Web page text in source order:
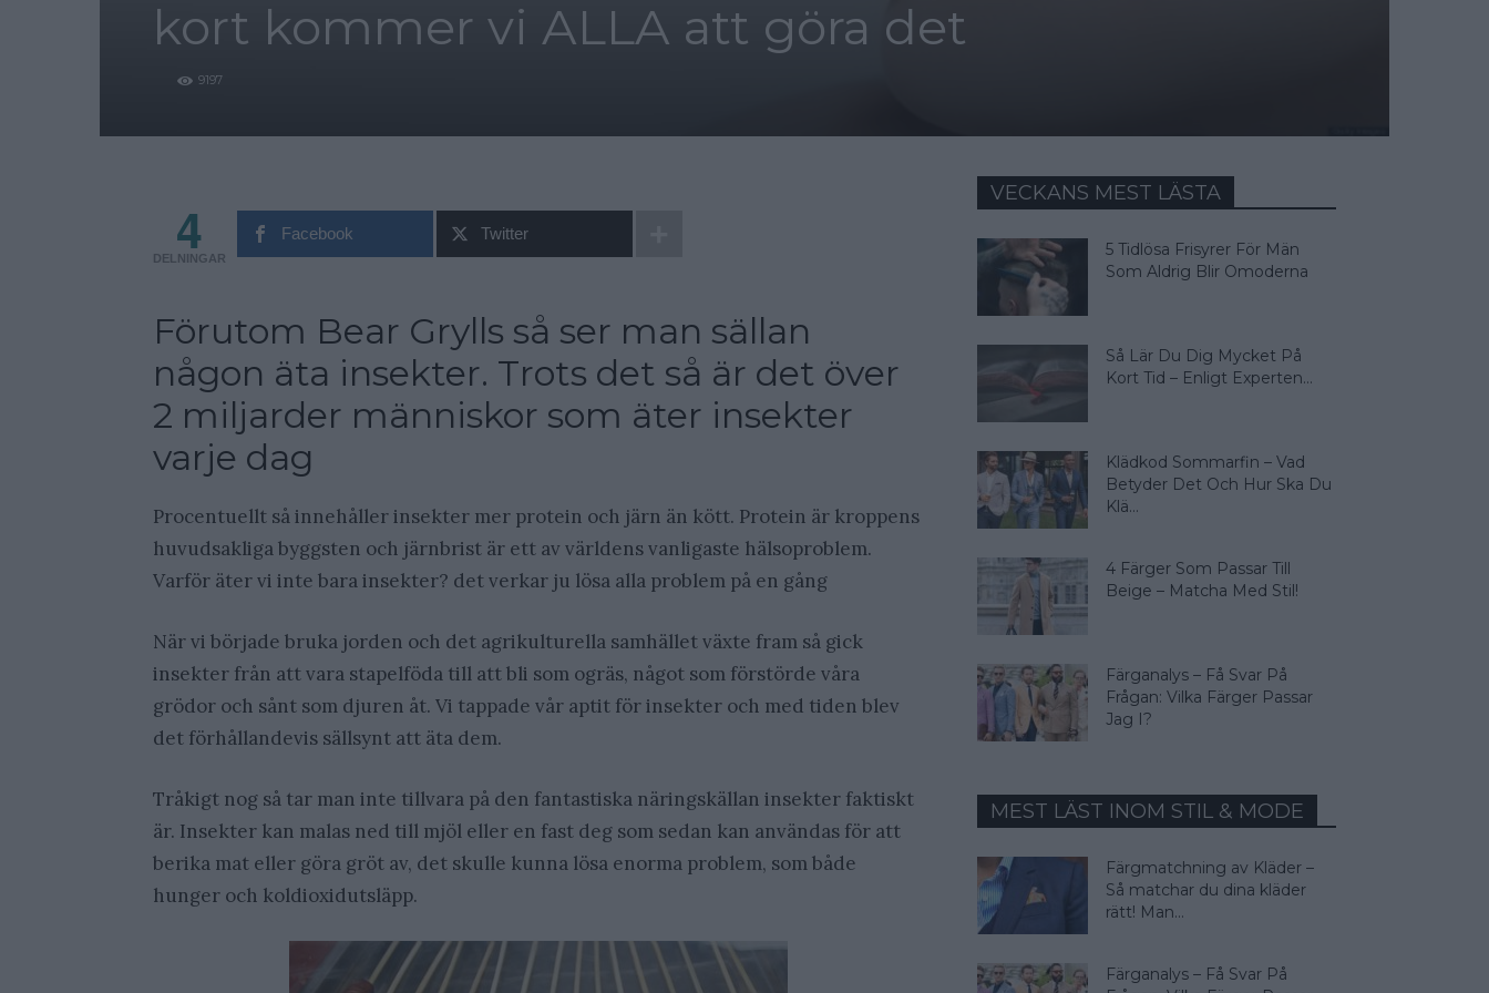
kort kommer vi ALLA att göra det
9197
4
DELNINGAR
Facebook Twitter
Förutom Bear Grylls så ser man sällan
någon äta insekter. Trots det så är det över
2 miljarder människor som äter insekter
varje dag
Procentuellt så innehåller insekter mer protein och järn än kött. Protein är kroppens
huvudsakliga byggsten och järnbrist är ett av världens vanligaste hälsoproblem.
Varför äter vi inte bara insekter? det verkar ju lösa alla problem på en gång
När vi började bruka jorden och det agrikulturella samhället växte fram så gick
insekter från att vara stapelföda till att bli som ogräs, något som förstörde våra
grödor och sånt som djuren åt. Vi tappade vår aptit för insekter och med tiden blev
det förhållandevis sällsynt att äta dem.
Tråkigt nog så tar man inte tillvara på den fantastiska näringskällan insekter faktiskt
är. Insekter kan malas ned till mjöl eller en fast deg som sedan kan användas för att
berika mat eller göra gröt av, det skulle kunna lösa enorma problem, som både
hunger och koldioxidutsläpp.
VECKANS MEST LÄSTA
5 Tidlösa Frisyrer För Män
Som Aldrig Blir Omoderna
Så Lär Du Dig Mycket På
Kort Tid – Enligt Experten...
Klädkod Sommarfin – Vad
Betyder Det Och Hur Ska Du
Klä...
4 Färger Som Passar Till
Beige – Matcha Med Stil!
Färganalys – Få Svar På
Frågan: Vilka Färger Passar
Jag I?
MEST LÄST INOM STIL & MODE
Färgmatchning av Kläder –
Så matchar du dina kläder
rätt! Man...
Färganalys – Få Svar På